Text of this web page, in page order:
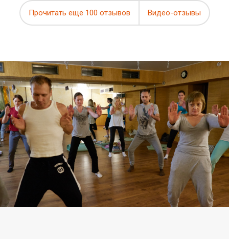
Прочитать еще 100 отзывов Видео-отзывы